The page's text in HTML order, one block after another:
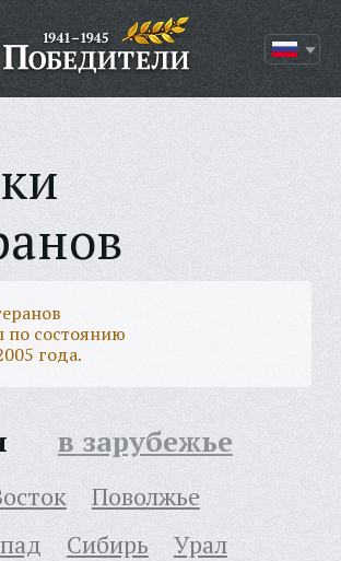
по состоянию
года.
в зарубежье
Поволжье
Сибирь
Урал